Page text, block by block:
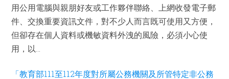
用公用電腦與親朋好友或工作夥伴聯絡、上網收發電子郵
件、交換重要資訊文件，對不少人而言既可使用又方便，
但卻存在個人資料或機敏資料外洩的風險，必須小心使
用，以...
「教育部111至112年度對所屬公務機關及所管特定非公務